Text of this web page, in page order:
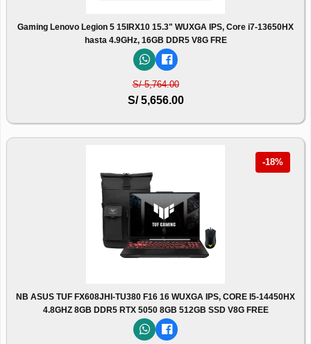
Gaming Lenovo Legion 5 15IRX10 15.3" WUXGA IPS, Core i7-13650HX
hasta 4.9GHz, 16GB DDR5 V8G FRE
S/ 5,764.00
S/ 5,656.00
-18%
NB ASUS TUF FX608JHI-TU380 F16 16 WUXGA IPS, CORE I5-14450HX
4.8GHZ 8GB DDR5 RTX 5050 8GB 512GB SSD V8G FREE